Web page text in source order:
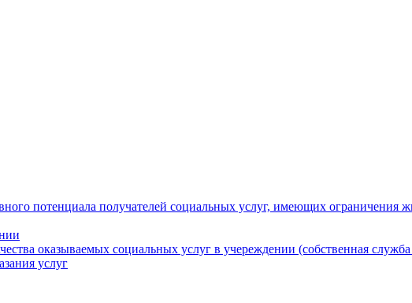
потенциала получателей социальных услуг, имеющих ограничения
оказываемых социальных услуг в учереждении (собственная
услуг